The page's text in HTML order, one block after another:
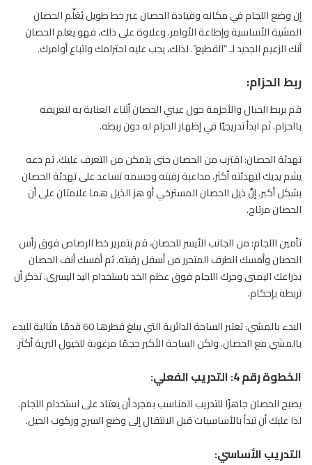
إن وضع اللجام في مكانه وقيادة الحصان عبر خط طويل يُعَلِّم الحصان
المشية الأساسية وإطاعة الأوامر. وعلاوة على ذلك، فهو يعلم الحصان
أنك الزعيم الجديد لـ “القطيع”. لذلك، يجب عليه احترامك واتباع أوامرك.
ربط الحزام:
قم بربط الحبال والأحزمة حول عيني الحصان أثناء العناية به لتعريفه
بالحزام. ثم ابدأ تدريجيًا في إظهار الحزام له دون ربطه.
تهدئة الحصان: اقترب من الحصان حتى يتمكن من التعرف عليك. ثم دعه
يشم يديك لتهدئته أكثر. مداعبة رقبته وجسمه تساعد على تهدئة الحصان
بشكل أكبر. إنَّ ذيل الحصان المسترخي أو هز الذيل هما علامتان على أن
الحصان مرتاح.
تأمين اللجام: من الجانب الأيسر للحصان، قم بتمرير خط الرصاص فوق رأس
الحصان وأمسك الطرف المتحرر من أسفل رقبته. ثم أمسك أنف الحصان
بذراعك اليمنى وحرك اللجام فوق عظم الخد باستخدام اليد اليسرى. تذكر أن
تربطه بإحكام.
البدء بالمشي: تعتبر الساحة الدائرية التي يبلغ قطرها 60 قدمًا مثالية للبدء
بالمشي مع الحصان. ولكن الساحة الأكبر حجمًا مرغوبة للخيول البرية أكثر.
الخطوة رقم 4: التدريب الفعلي :
يصبح الحصان جاهزًا للتدريب المناسب بمجرد أن يعتاد على استخدام اللجام.
لذا عليك أن تبدأ بالأساسيات قبل الانتقال إلى وضع السرج وركوب الخيل.
التدريب الأساسي: